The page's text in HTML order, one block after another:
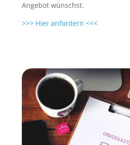
Angebot wünschst.
>>> Hier anfordern <<<